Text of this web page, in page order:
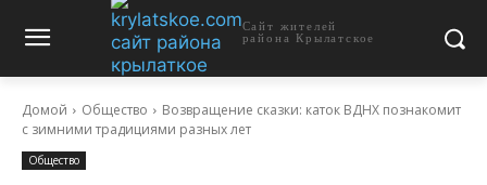
Сайт жителей
района Крылатское
Домой Общество
Возвращение сказки: каток ВДНХ познакомит
с зимними традициями разных лет
Общество